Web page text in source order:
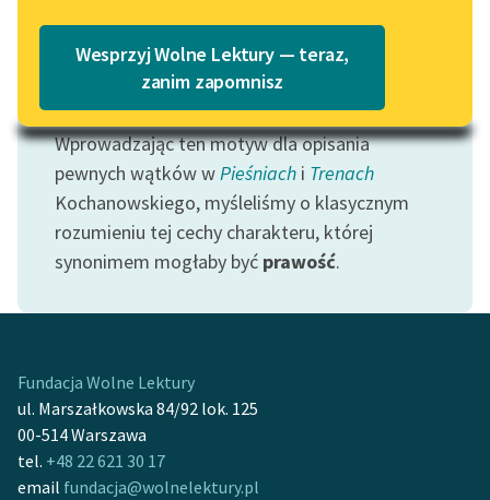
Lektury szkolne i klasyka
literatury do słuchania dla
uczennic i uczniów z
niepełnosprawnościami
E-kolekcja lektur
szkolnych i literatury do
słuchania dla uczennic i
uczniów z
niepełnosprawnościami
Popularyzacja
skandynawskiej literatury
feministycznej
Ręce pełne poezji
Katalog w formacie PDF
Wesprzyj Wolne Lektury — teraz,
zanim zapomnisz
Wprowadzając ten motyw dla opisania
pewnych wątków wPieśniach i Trenach
Kochanowskiego, myśleliśmy o klasycznym
rozumieniu tej cechy charakteru, której
synonimem mogłaby być prawość.
Fundacja Wolne Lektury
ul. Marszałkowska 84/92 lok. 125
00-514 Warszawa
tel. +48 22 621 30 17
email fundacja@wolnelektury.pl